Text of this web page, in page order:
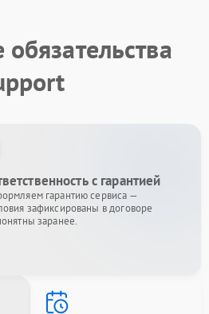
с гарантией
гарантию сервиса —
зафиксированы в договоре
заранее.